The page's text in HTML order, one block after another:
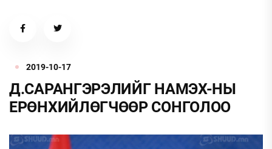
2019-10-17
Д.САРАНГЭРЭЛИЙГ НАМЭХ-НЫ
ЕРӨНХИЙЛӨГЧӨӨР СОНГОЛОО